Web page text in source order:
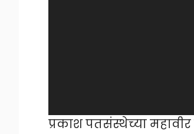
प्रकाश पतसंस्थेच्या